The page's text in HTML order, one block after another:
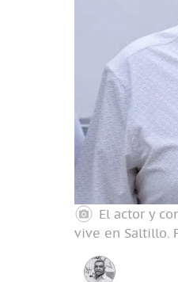
El actor y
vive en Saltillo.